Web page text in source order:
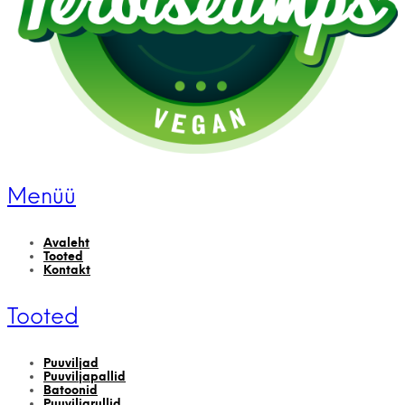
Menüü
Avaleht
Tooted
Kontakt
Tooted
Puuviljad
Puuviljapallid
Batoonid